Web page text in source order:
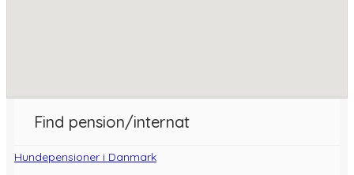
Find pension/internat
Hundepensioner i Danmark